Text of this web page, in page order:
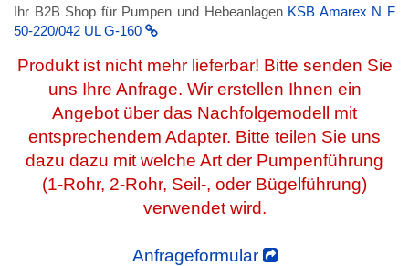
Ihr B2B Shop für Pumpen und Hebeanlagen KSB Amarex N F
50-220/042 UL G-160
Produkt ist nicht mehr lieferbar! Bitte senden Sie
uns Ihre Anfrage. Wir erstellen Ihnen ein
Angebot über das Nachfolgemodell mit
entsprechendem Adapter. Bitte teilen Sie uns
dazu dazu mit welche Art der Pumpenführung
(1-Rohr, 2-Rohr, Seil-, oder Bügelführung)
verwendet wird.
Anfrageformular